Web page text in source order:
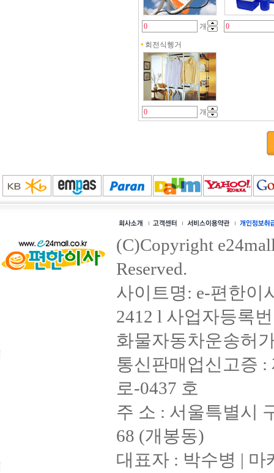
개
회전식헹거
개
(C)Copyright
Reserved.
사이트명: e-편한이
2412 l 사업자등록
화물자동차운송허
통신판매업신고증 :
로-0437 호
주 소 : 서울특별시
68 (개봉동)
대표자 : 박수병 | 마